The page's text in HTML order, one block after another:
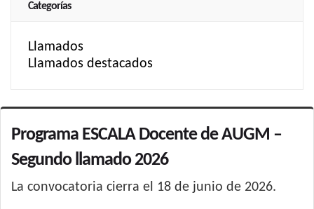
Categorías
Llamados
Llamados destacados
Programa ESCALA Docente de AUGM –
Segundo llamado 2026
La convocatoria cierra el 18 de junio de 2026.